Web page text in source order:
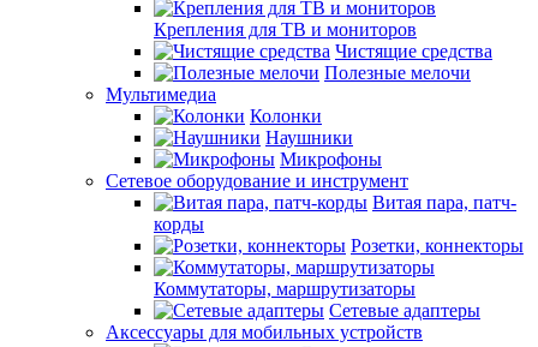
Крепления для ТВ и мониторов
Чистящие средства
Полезные мелочи
Мультимедиа
Колонки
Наушники
Микрофоны
Сетевое оборудование и инструмент
Витая пара, патч-
корды
Розетки, коннекторы
Коммутаторы, маршрутизаторы
Сетевые адаптеры
Аксессуары для мобильных устройств